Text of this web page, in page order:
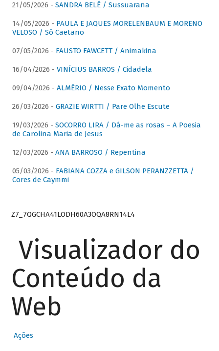
21/05/2026 - SANDRA BELÊ / Sussuarana
14/05/2026 - PAULA E JAQUES MORELENBAUM E MORENO
VELOSO / Só Caetano
07/05/2026 - FAUSTO FAWCETT / Animakina
16/04/2026 - VINÍCIUS BARROS / Cidadela
09/04/2026 - ALMÉRIO / Nesse Exato Momento
26/03/2026 - GRAZIE WIRTTI / Pare Olhe Escute
19/03/2026 - SOCORRO LIRA / Dá-me as rosas – A Poesia
de Carolina Maria de Jesus
12/03/2026 - ANA BARROSO / Repentina
05/03/2026 - FABIANA COZZA e GILSON PERANZZETTA /
Cores de Caymmi
Z7_7QGCHA41LODH60A3OQA8RN14L4
Visualizador do
Conteúdo da
Web
Ações